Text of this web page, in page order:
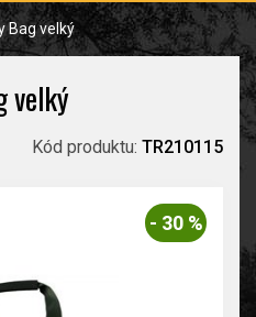
Bag velký
velký
Kód produktu: TR210115
- 30 %